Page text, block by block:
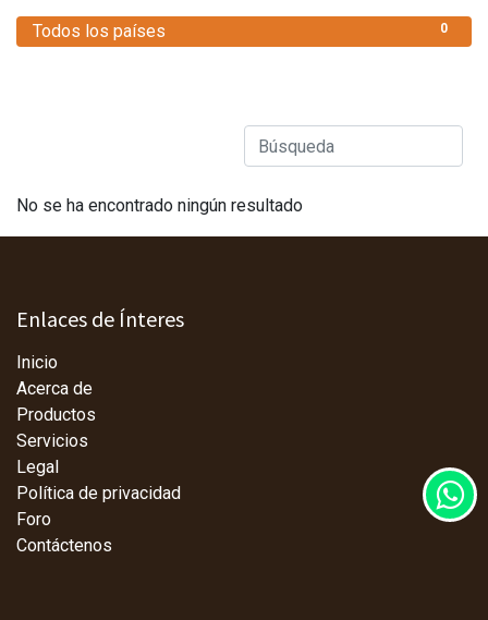
0
Todos los países
No se ha encontrado ningún resultado
Enlaces de Ínteres
Inicio
Acerca de
Productos
Servicios
Legal
Política de privacidad
Foro
Contáctenos